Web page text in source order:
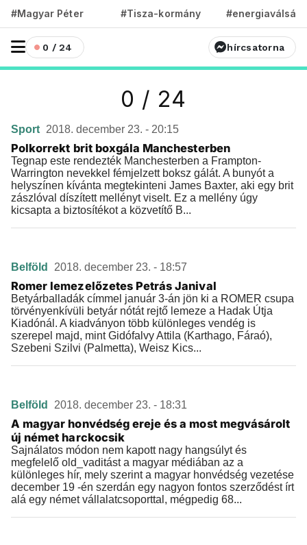
#Magyar Péter #Tisza-kormány #energiaválság
0 / 24 hírcsatorna
0 / 24
Sport 2018. december 23. - 20:15
Polkorrekt brit boxgála Manchesterben
Tegnap este rendezték Manchesterben a Frampton-
Warrington nevekkel fémjelzett boksz gálát. A bunyót a
helyszínen kívánta megtekinteni James Baxter, aki egy brit
zászlóval díszített mellényt viselt. Ez a mellény úgy
kicsapta a biztosítékot a közvetítő B...
Belföld 2018. december 23. - 18:57
Romer lemezelőzetes Petrás Janival
Betyárballadák címmel január 3-án jön ki a ROMER csupa
törvényenkívüli betyár nótát rejtő lemeze a Hadak Útja
Kiadónál. A kiadványon több különleges vendég is
szerepel majd, mint Gidófalvy Attila (Karthago, Fáraó),
Szebeni Szilvi (Palmetta), Weisz Kics...
Belföld 2018. december 23. - 18:31
A magyar honvédség ereje és a most megvásárolt
új német harckocsik
Sajnálatos módon nem kapott nagy hangsúlyt és
megfelelő old_vaditást a magyar médiában az a
különleges hír, mely szerint a magyar honvédség vezetése
december 19 -én szerdán egy nagyon fontos szerződést írt
alá egy német vállalatcsoporttal, mégpedig 68...